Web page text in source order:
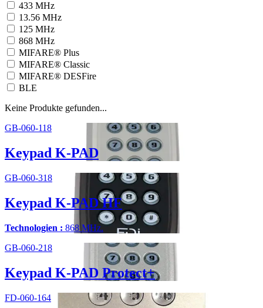
433 MHz
13.56 MHz
125 MHz
868 MHz
MIFARE® Plus
MIFARE® Classic
MIFARE® DESFire
BLE
Keine Produkte gefunden...
GB-060-118
Keypad K-PAD
GB-060-318
Keypad K-PAD HF
Technologien : 868 MHz.
GB-060-218
Keypad K-PAD Protect+
FD-060-164